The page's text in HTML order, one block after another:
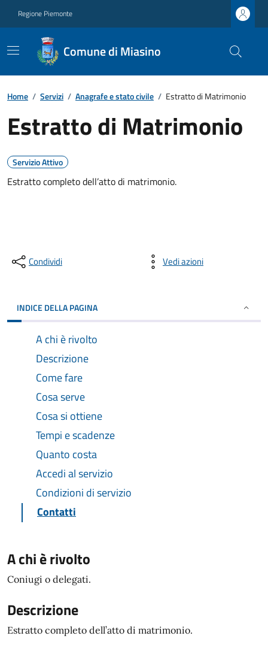
Regione Piemonte
Comune di Miasino
Home / Servizi / Anagrafe e stato civile / Estratto di Matrimonio
Estratto di Matrimonio
Servizio Attivo
Estratto completo dell’atto di matrimonio.
Condividi Vedi azioni
INDICE DELLA PAGINA
A chi è rivolto
Descrizione
Come fare
Cosa serve
Cosa si ottiene
Tempi e scadenze
Quanto costa
Accedi al servizio
Condizioni di servizio
Contatti
A chi è rivolto
Coniugi o delegati.
Descrizione
Estratto completo dell’atto di matrimonio.